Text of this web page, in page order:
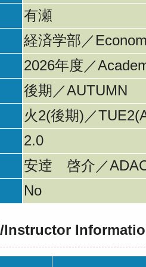
有瀬
経済学部／
2026年度／
後期／AUTUMN
火2(後期)／
2.0
安逹 啓介／
No
/Instructor